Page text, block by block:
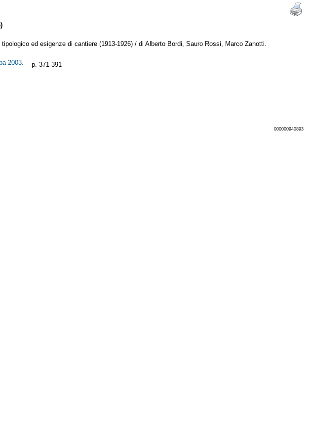
ed esigenze di cantiere (1913-1926) / di Alberto Bordi, Sauro Rossi, Marco Zanotti.
2003.
p. 371-391
000000940893